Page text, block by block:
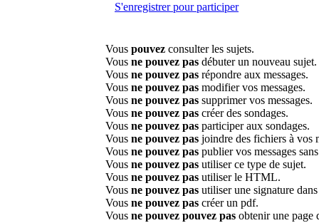
S'enregistrer pour participer
Vous pouvez consulter les sujets.
Vous ne pouvez pas débuter un nouveau sujet.
Vous ne pouvez pas répondre aux messages.
Vous ne pouvez pas modifier vos messages.
Vous ne pouvez pas supprimer vos messages.
Vous ne pouvez pas créer des sondages.
Vous ne pouvez pas participer aux sondages.
Vous ne pouvez pas joindre des fichiers à vos
Vous ne pouvez pas publier vos messages
Vous ne pouvez pas utiliser ce type de sujet.
Vous ne pouvez pas utiliser le HTML.
Vous ne pouvez pas utiliser une signature
Vous ne pouvez pas créer un pdf.
Vous ne pouvez pouvez pas obtenir une page